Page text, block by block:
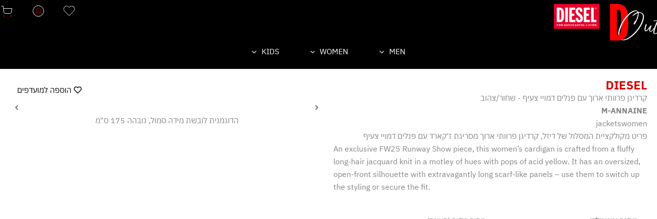
לתוכן
MEN
WOMEN
KIDS
DIESEL
קרדיגן פרוותי ארוך עם פנלים דמויי צעיף - שחור/צהוב
M-ANNAINE
jacketswomen
פריט מקולקציית המסלול של דיזל, קרדיגן פרוותי ארוך מסריגת ז'קארד עם פנלים דמויי צעיף
An exclusive FW25 Runway Show piece, this women’s cardigan is crafted from a fluffy
long-hair jacquard knit in a motley of hues with pops of acid yellow. It has an oversized,
open-front silhouette with extravagantly long scarf-like panels – use them to switch up
the styling or secure the fit.
הוספה למועדפים
הדוגמנית לובשת מידה סמול, גובהה 175 ס"מ